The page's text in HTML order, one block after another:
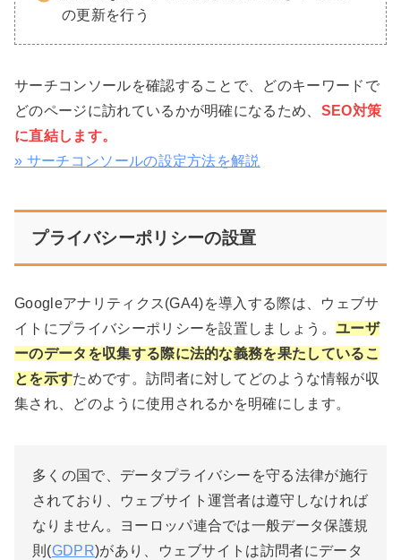
の更新を行う
サーチコンソールを確認することで、どのキーワードで
どのページに訪れているかが明確になるため、 SEO対策
に直結します。
» サーチコンソールの設定方法を解説
プライバシーポリシーの設置
Googleアナリティクス(GA4)を導入する際は、ウェブサ
イトにプライバシーポリシーを設置しましょう。ユーザ
ーのデータを収集する際に法的な義務を果たしているこ
とを示すためです。訪問者に対してどのような情報が収
集され、どのように使用されるかを明確にします。
多くの国で、データプライバシーを守る法律が施行
されており、ウェブサイト運営者は遵守しなければ
なりません。ヨーロッパ連合では一般データ保護規
則(GDPR)があり、ウェブサイトは訪問者にデータ